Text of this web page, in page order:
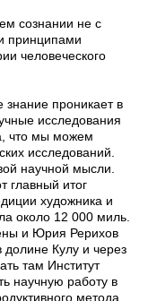
сознании не с
принципами
человеческого
знание проникает в
исследования
что мы можем
исследований.
научной мысли.
главный итог
художника и
около 12 000 миль.
и Юрия Рерихов
Кулу и через
там Институт
научную работу в
метода